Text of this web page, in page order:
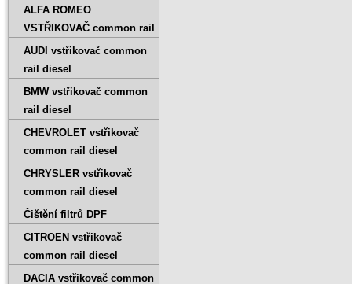
ALFA ROMEO
VSTŘIKOVAČ common rail
AUDI vstřikovač common
rail diesel
BMW vstřikovač common
rail diesel
CHEVROLET vstřikovač
common rail diesel
CHRYSLER vstřikovač
common rail diesel
Čištění filtrů DPF
CITROEN vstřikovač
common rail diesel
DACIA vstřikovač common